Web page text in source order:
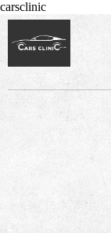
carsclinic